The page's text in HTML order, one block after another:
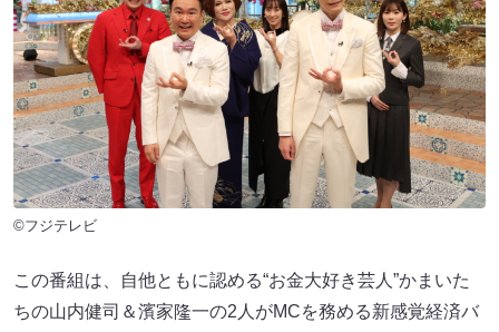
©フジテレビ
この番組は、自他ともに認める“お金大好き芸人”かまいた
ちの山内健司＆濱家隆一の2人がMCを務める新感覚経済バ